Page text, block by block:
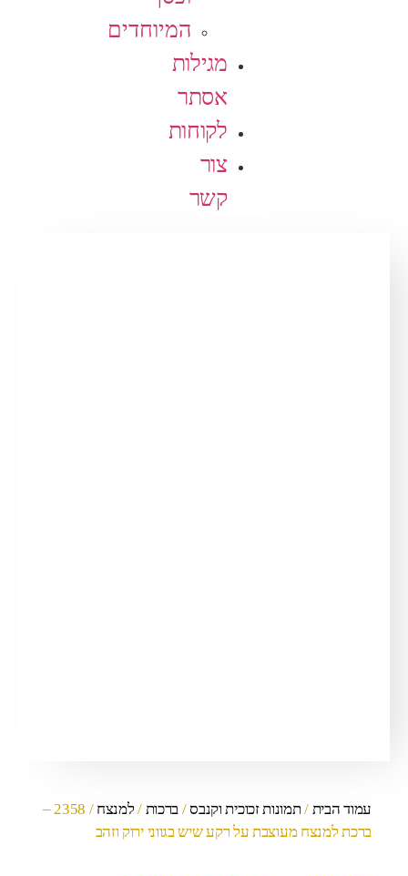
המיוחדים
מגילות
אסתר
לקוחות
צור
קשר
עמוד הבית /תמונות זכוכית וקנבס/ ברכות / למנצח
/ 2358 –
ברכת למנצח מעוצבת על רקע שיש בגווני ירוק וזהב